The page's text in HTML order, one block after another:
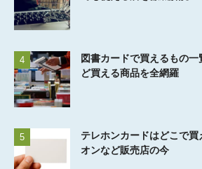
4
図書カードで買えるもの
ど買える商品を全網羅
5
テレホンカードはどこで買
オンなど販売店の今